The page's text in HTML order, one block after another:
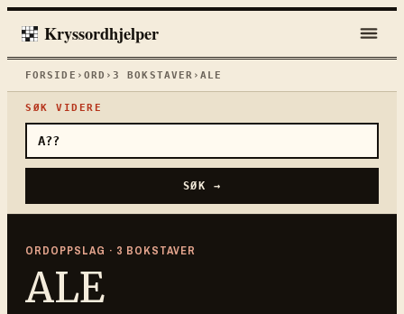
Kryssordhjelper
FORSIDE › ORD ›3 BOKSTAVER ›ALE
SØK VIDERE
SØK →
ORDOPPSLAG · 3 BOKSTAVER
ALE